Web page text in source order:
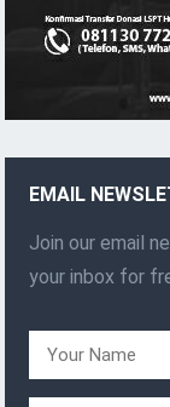
EMAIL
Join our email
your inbox for